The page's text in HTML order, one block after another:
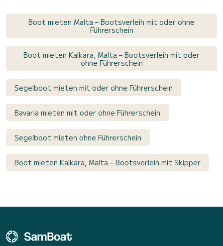
Boot mieten Malta – Bootsverleih mit oder ohne
Führerschein
Boot mieten Kalkara, Malta – Bootsverleih mit oder
ohne Führerschein
Segelboot mieten mit oder ohne Führerschein
Bavaria mieten mit oder ohne Führerschein
Segelboot mieten ohne Führerschein
Boot mieten Kalkara, Malta – Bootsverleih mit Skipper